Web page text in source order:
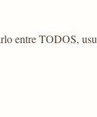
entre TODOS,